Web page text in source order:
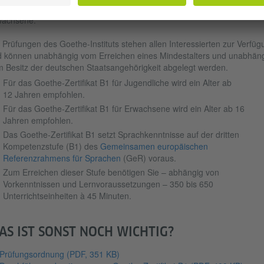
Goethe-Zertifikat B1ist eine Deutschprüfung für Jugendliche und
Prüfungen des Goethe-Instituts stehen allen Interessierten zur
können unabhängig vom Erreichen eines Mindestalters und
Besitz der deutschen Staatsangehörigkeit abgelegt werden.
Für das Goethe-Zertifikat B1 für Jugendliche wird ein Alter ab
12 Jahren empfohlen.
Für das Goethe-Zertifikat B1 für Erwachsene wird ein Alter ab 16
Jahren empfohlen.
Das Goethe-Zertifikat B1 setzt Sprachkenntnisse auf der dritten
Kompetenzstufe (B1) des Gemeinsamen europäischen
Referenzrahmens für Sprachen (GeR) voraus.
Zum Erreichen dieser Stufe benötigen Sie – abhängig von
Vorkenntnissen und Lernvoraussetzungen – 350 bis 650
Unterrichtseinheiten à 45 Minuten.
IST SONST NOCH WICHTIG?
(PDF, 351 KB)